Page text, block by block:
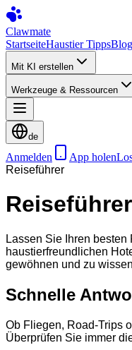
Clawmate
StartseiteHaustier TippsBlog
Mit KI erstellen
Werkzeuge & Ressourcen
de
Anmelden App holen
Reiseführer
Lassen Sie Ihren
haustierfreundlichen
gewöhnen und zu
Schnelle
Ob Fliegen, Road-Trips
Überprüfen Sie immer